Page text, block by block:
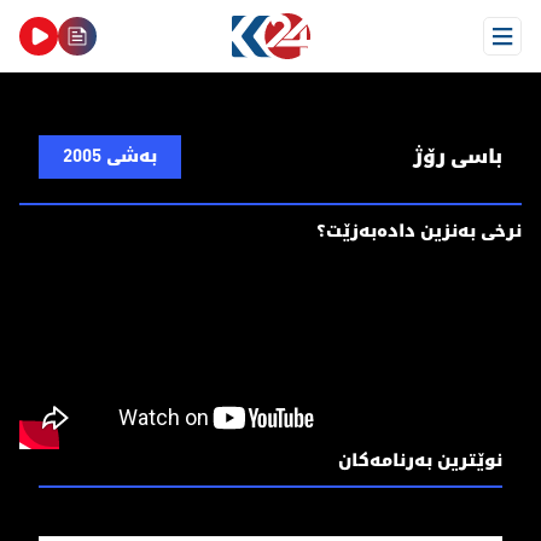
Open Menu
باسی رۆژ بەشی 2005
نرخی بەنزین دادەبەزێت؟
نوێترین بەرنامەکان